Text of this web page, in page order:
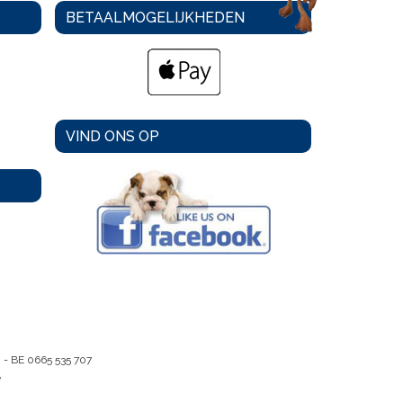
BETAALMOGELIJKHEDEN
VIND ONS OP
- BE 0665 535 707